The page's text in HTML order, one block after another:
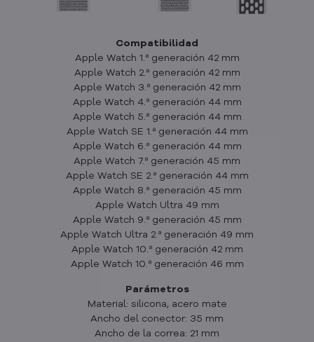
Compatibilidad
Apple Watch 1.ª generación 42 mm
Apple Watch 2.ª generación 42 mm
Apple Watch 3.ª generación 42 mm
Apple Watch 4.ª generación 44 mm
Apple Watch 5.ª generación 44 mm
Apple Watch SE 1.ª generación 44 mm
Apple Watch 6.ª generación 44 mm
Apple Watch 7.ª generación 45 mm
Apple Watch SE 2.ª generación 44 mm
Apple Watch 8.ª generación 45 mm
Apple Watch Ultra 49 mm
Apple Watch 9.ª generación 45 mm
Apple Watch Ultra 2.ª generación 49 mm
Apple Watch 10.ª generación 42 mm
Apple Watch 10.ª generación 46 mm
Parámetros
Material: silicona, acero mate
Ancho del conector: 35 mm
Ancho de la correa: 21 mm